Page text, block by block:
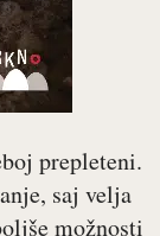
prepleteni.
saj velja
možnosti